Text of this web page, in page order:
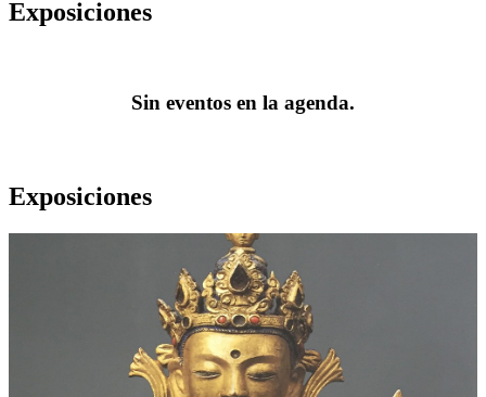
Exposiciones
Sin eventos en la agenda.
Exposiciones